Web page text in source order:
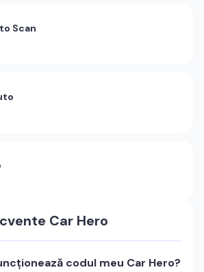
Scan
Car Hero
codul meu Car Hero?